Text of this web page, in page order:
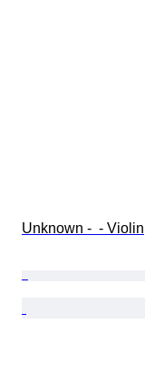
Unknown -  - Violin